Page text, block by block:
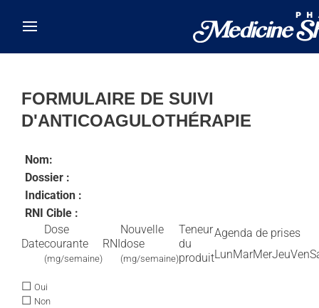
FORMULAIRE DE SUIVI
D'ANTICOAGULOTHÉRAPIE
Nom:
Dossier :
Indication :
RNI Cible :
Date
Dose
courante
(mg/semaine)
RNI
Nouvelle
dose
(mg/semaine)
Teneur
du
produit
Agenda de prises
LunMarMerJeuVen
☐ Oui
☐ Non